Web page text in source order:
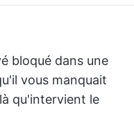
bloqué dans une
vous manquait
qu'intervient le